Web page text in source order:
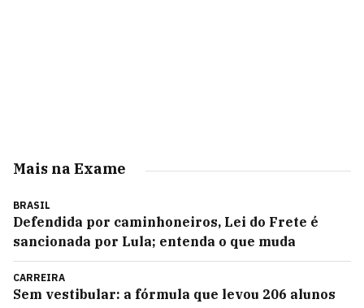
Mais na Exame
BRASIL
Defendida por caminhoneiros, Lei do Frete é
sancionada por Lula; entenda o que muda
CARREIRA
Sem vestibular: a fórmula que levou 206 alunos